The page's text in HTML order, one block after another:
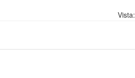
Vista: